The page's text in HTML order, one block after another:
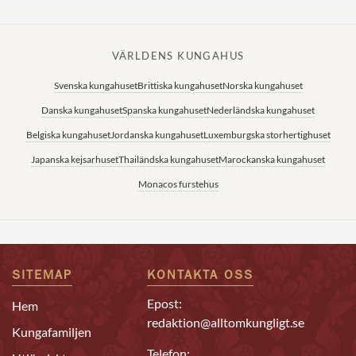
VÄRLDENS KUNGAHUS
Svenska kungahusetBrittiska kungahusetNorska kungahuset
Danska kungahusetSpanska kungahusetNederländska kungahuset
Belgiska kungahusetJordanska kungahusetLuxemburgska storhertighuset
Japanska kejsarhusetThailändska kungahusetMarockanska kungahuset
Monacos furstehus
SITEMAP
Hem
Kungafamiljen
KONTAKTA OSS
Epost:
redaktion@alltomkungligt.se